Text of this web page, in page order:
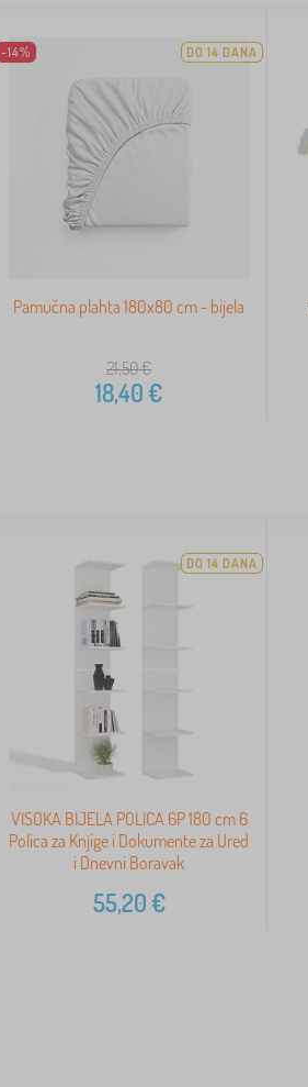
-14% DO 14 DANA
Pamučna plahta 180x80 cm - bijela
21,50€
18,40€
DO 14 DANA
VISOKA BIJELA POLICA 6P 180 cm 6
Polica za Knjige i Dokumente za Ured
i Dnevni Boravak
55,20€